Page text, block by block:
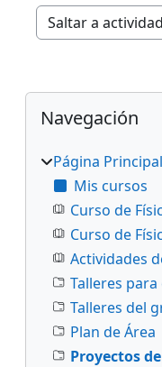
Saltar a actividad
Bloques
Salta Navegación
Navegación
Página Principal
Mis cursos
Curso de
Curso de
Actividades
Talleres para
Talleres del
Plan de Área
Proyectos